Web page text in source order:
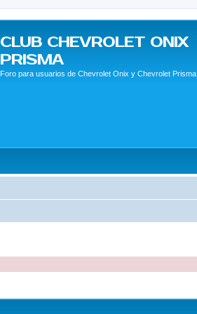
CLUB CHEVROLET ONIX
PRISMA
Foro para usuarios de Chevrolet Onix y Chevrolet Prisma